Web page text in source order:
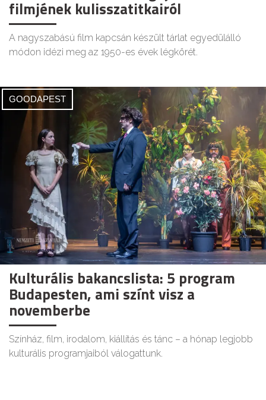
filmjének kulisszatitkairól
A nagyszabású film kapcsán készült tárlat egyedülálló
módon idézi meg az 1950-es évek légkörét.
GOODAPEST
Kulturális bakancslista: 5 program
Budapesten, ami színt visz a
novemberbe
Színház, film, irodalom, kiállítás és tánc – a hónap legjobb
kulturális programjaiból válogattunk.